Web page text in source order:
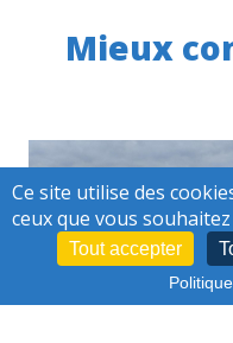
Mieux
Ce site utilise des
ceux que vous
Tout accepter